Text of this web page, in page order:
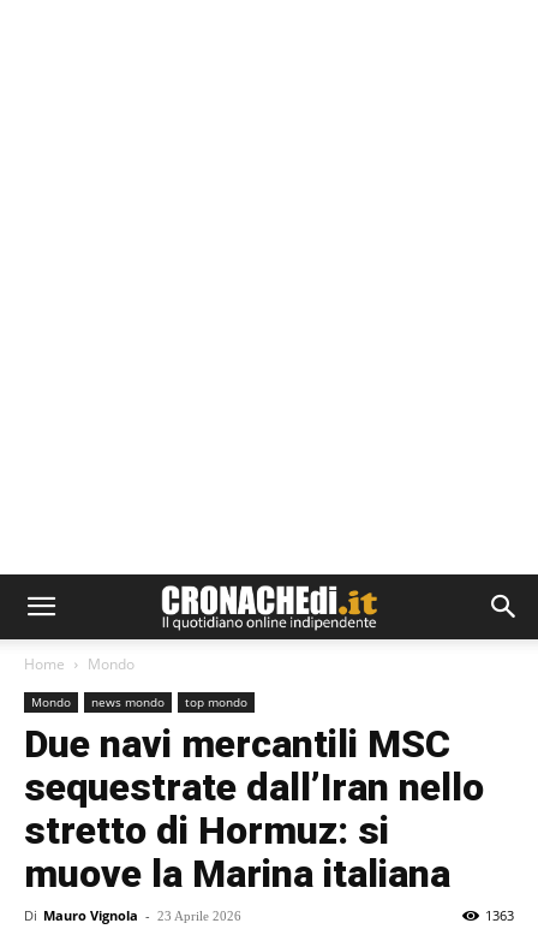
Home Mondo
Mondo news mondo top mondo
Due navi mercantili MSC
sequestrate dall’Iran nello
stretto di Hormuz: si
muove la Marina italiana
Di Mauro Vignola - 23 Aprile 2026 1363